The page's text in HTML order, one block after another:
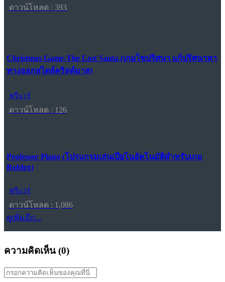
ดาวน์โหลด : 393
Christmas Game-The Lost Santa (เกมไขปริศนา แก้ปริศนาหา
ทางออกสไตล์คริสต์มาส)
ฟรีแวร์
ดาวน์โหลด : 126
Professor Piano (โปรแกรมเล่นเปียโนอัตโนมัติสำหรับเกม
Roblox)
ฟรีแวร์
ดาวน์โหลด : 1,086
ดูเพิ่มอีก...
ความคิดเห็น (0)